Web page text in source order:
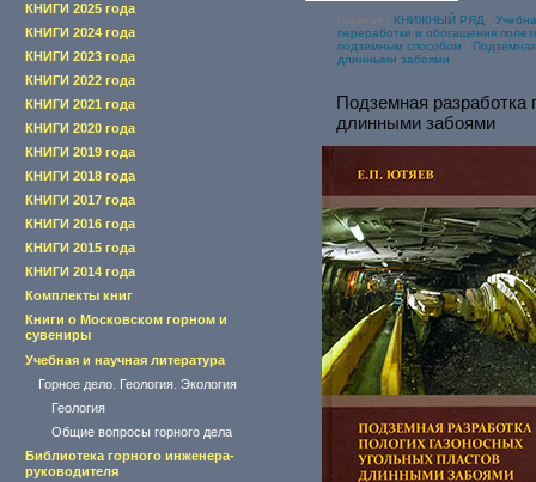
КНИГИ 2025 года
КНИГИ 2024 года
КНИГИ 2023 года
КНИГИ 2022 года
КНИГИ 2021 года
КНИГИ 2020 года
КНИГИ 2019 года
КНИГИ 2018 года
КНИГИ 2017 года
КНИГИ 2016 года
КНИГИ 2015 года
КНИГИ 2014 года
Комплекты книг
Книги о Московском горном и
сувениры
Учебная и научная литература
Горное дело. Геология. Экология
Геология
Общие вопросы горного дела
Библиотека горного инженера-
руководителя
КНИЖНЫЙ РЯД
переработки и обогащения
подземным способом
длинными забоями
Подземная разработка
длинными забоями